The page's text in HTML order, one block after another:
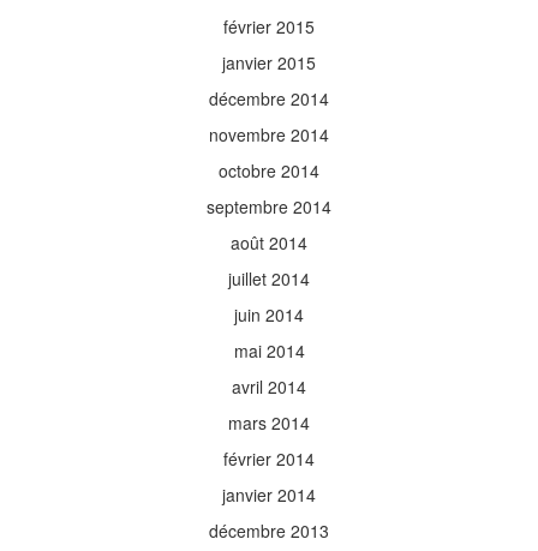
février 2015
janvier 2015
décembre 2014
novembre 2014
octobre 2014
septembre 2014
août 2014
juillet 2014
juin 2014
mai 2014
avril 2014
mars 2014
février 2014
janvier 2014
décembre 2013